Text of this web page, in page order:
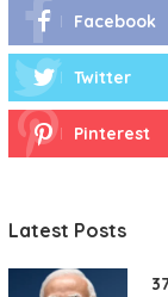
Facebook
Twitter
Pinterest
Latest Posts